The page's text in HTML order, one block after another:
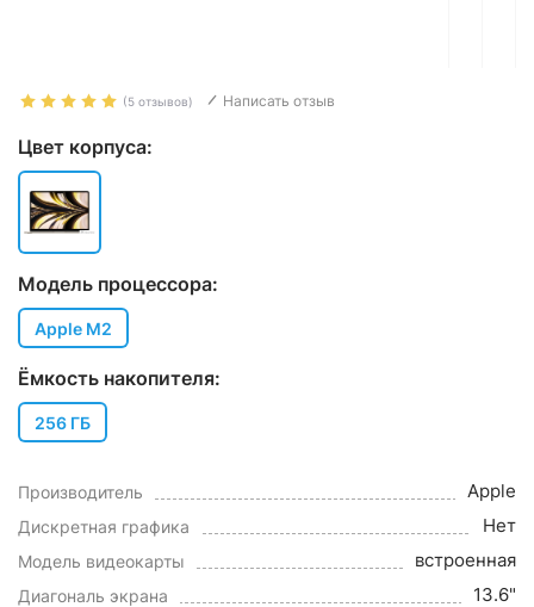
(5 отзывов) Написать отзыв
Цвет корпуса:
Модель процессора:
Apple M2
Ёмкость накопителя:
256 ГБ
Производитель Apple
Дискретная графика Нет
Модель видеокарты встроенная
Диагональ экрана 13.6"